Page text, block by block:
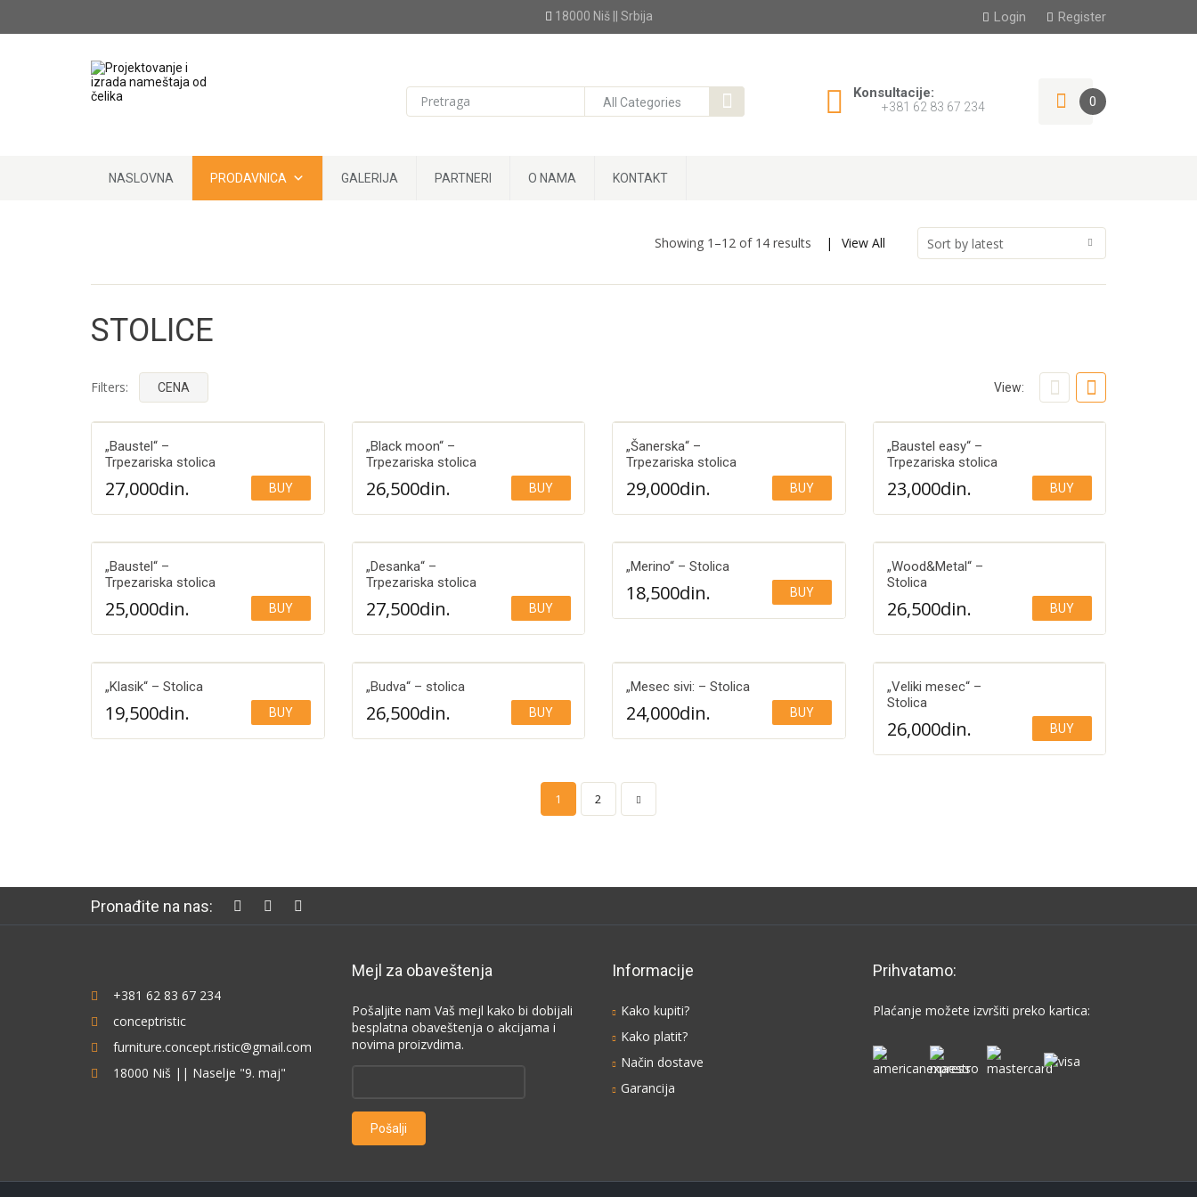
18000 Niš || Srbija Login Register
Konsultacije:
+381 62 83 67 234 0
NASLOVNA
PRODAVNICA GALERIJA PARTNERI O NAMA KONTAKT
Showing 1–12 of 14 results View All
STOLICE
View:
Filters: CENA
„Baustel“ –
Trpezariska stolica
27,000din. BUY
„Black moon“ –
Trpezariska stolica
26,500din. BUY
„Šanerska“ –
Trpezariska stolica
29,000din. BUY
„Baustel easy“ –
Trpezariska stolica
23,000din. BUY
„Baustel“ –
Trpezariska stolica
25,000din. BUY
„Desanka“ –
Trpezariska stolica
27,500din. BUY
„Merino“ – Stolica
18,500din. BUY
„Wood&Metal“ –
Stolica
26,500din. BUY
„Klasik“ – Stolica
19,500din. BUY
„Budva“ – stolica
26,500din. BUY
„Mesec sivi: – Stolica
24,000din. BUY
„Veliki mesec“ –
Stolica
26,000din. BUY
1 2
Pronađite na nas:
+381 62 83 67 234
conceptristic
furniture.concept.ristic@gmail.com
18000 Niš || Naselje "9. maj"
Mejl za obaveštenja
Pošaljite nam Vaš mejl kako bi dobijali
besplatna obaveštenja o akcijama i
novima proizvdima.
Informacije
Kako kupiti?
Kako platit?
Način dostave
Garancija
Prihvatamo:
Plaćanje možete izvršiti preko kartica: